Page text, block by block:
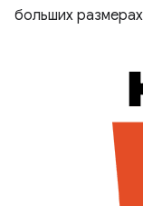
больших